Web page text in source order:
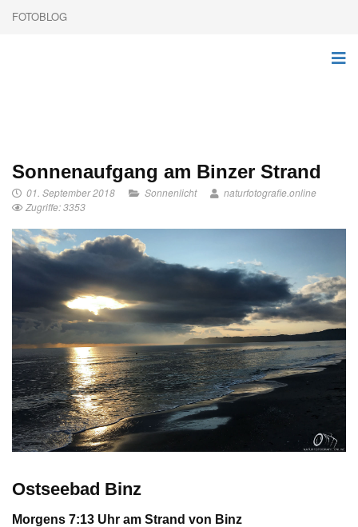
FOTOBLOG
Sonnenaufgang am Binzer Strand
01. September 2018 Sonnenlicht
naturfotografie.online
Zugriffe: 3353
Ostseebad Binz
Morgens 7:13 Uhr am Strand von Binz